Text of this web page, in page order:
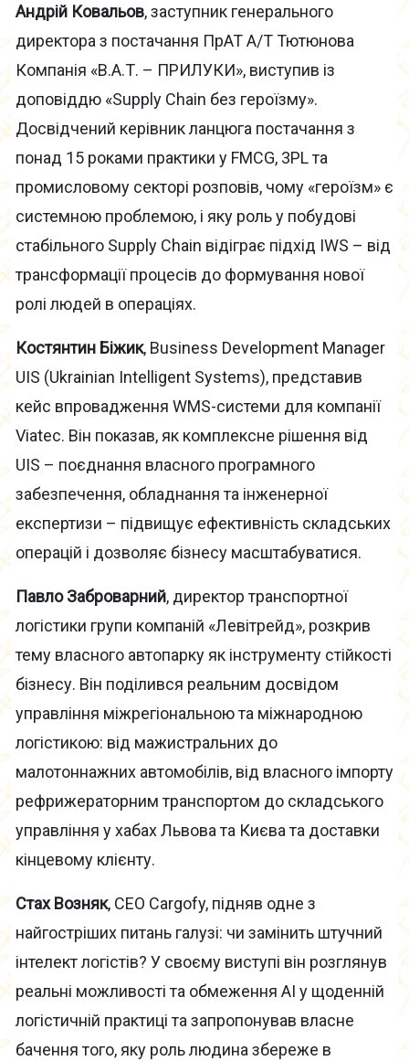
Андрій Ковальов, заступник генерального
директора з постачання ПрАТ А/Т Тютюнова
Компанія «В.А.Т. – ПРИЛУКИ», виступив із
доповіддю «Supply Chain без героїзму».
Досвідчений керівник ланцюга постачання з
понад 15 роками практики у FMCG, 3PL та
промисловому секторі розповів, чому «героїзм» є
системною проблемою, і яку роль у побудові
стабільного Supply Chain відіграє підхід IWS – від
трансформації процесів до формування нової
ролі людей в операціях.
Костянтин Біжик, Business Development Manager
UIS (Ukrainian Intelligent Systems), представив
кейс впровадження WMS-системи для компанії
Viatec. Він показав, як комплексне рішення від
UIS – поєднання власного програмного
забезпечення, обладнання та інженерної
експертизи – підвищує ефективність складських
операцій і дозволяє бізнесу масштабуватися.
Павло Заброварний, директор транспортної
логістики групи компаній «Левітрейд», розкрив
тему власного автопарку як інструменту стійкості
бізнесу. Він поділився реальним досвідом
управління міжрегіональною та міжнародною
логістикою: від мажистральних до
малотоннажних автомобілів, від власного імпорту
рефрижераторним транспортом до складського
управління у хабах Львова та Києва та доставки
кінцевому клієнту.
Стах Возняк, CEO Cargofy, підняв одне з
найгостріших питань галузі: чи замінить штучний
інтелект логістів? У своєму виступі він розглянув
реальні можливості та обмеження AI у щоденній
логістичній практиці та запропонував власне
бачення того, яку роль людина збереже в